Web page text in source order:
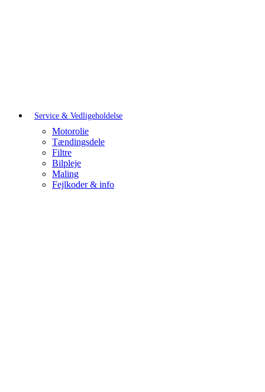
Service & Vedligeholdelse
Motorolie
Tændingsdele
Filtre
Bilpleje
Maling
Fejlkoder & info